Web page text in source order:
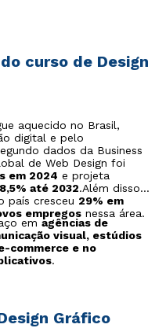
curso de Design
aquecido no Brasil,
digital e pelo
dados da Business
de Web Design foi
em 2024 e projeta
8,5% até 2032.Além disso,
país cresceu 29% em
empregos nessa área.
em agências de
visual, estúdios
commerce e no
.
Gráfico